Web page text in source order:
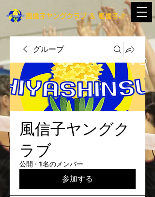
​風信子ヤングクラブ＆ ​風信子Jr
グループ
風信子ヤングク
ラブ
公開 · 1名のメンバー
参加する